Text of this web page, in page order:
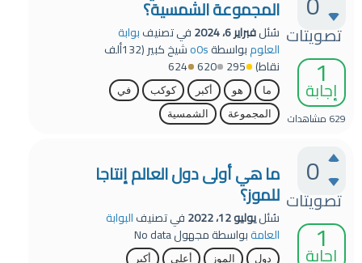
تصويتات
1
إجابة
629 مشاهدات
المجموعة الشمسية؟
سُئلفبراير 6، 2024 في تصنيفبوابة
العلومبواسطةo0sشيخ كبير(132ألف
نقاط) 295
620
624
ما هو أكبر كوكب
في
المجموعة
الشمسية
0
تصويتات
1
إجابة
ما هي أولى دول العالم إنتاجا
للموز؟
سُئليوليو 12، 2022 في تصنيفالبوابة
العامةبواسطةمجهولNo data
دول الموز أعلى أكبر